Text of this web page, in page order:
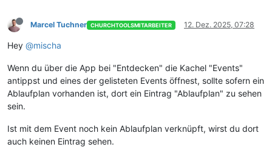
Marcel Tuchner CHURCHTOOLSMITARBEITER 12. Dez. 2025, 07:28
Hey @mischa
Wenn du über die App bei "Entdecken" die Kachel "Events"
antippst und eines der gelisteten Events öffnest, sollte sofern ein
Ablaufplan vorhanden ist, dort ein Eintrag "Ablaufplan" zu sehen
sein.
Ist mit dem Event noch kein Ablaufplan verknüpft, wirst du dort
auch keinen Eintrag sehen.